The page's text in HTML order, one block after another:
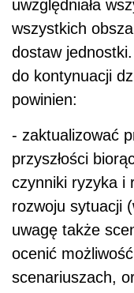
uwzględniała
wszystkich
dostaw
do kontynuacji
powinien:
- zaktualizować
przyszłości
czynniki ryzyka i
rozwoju sytuacji
uwagę także
ocenić
scenariuszach,